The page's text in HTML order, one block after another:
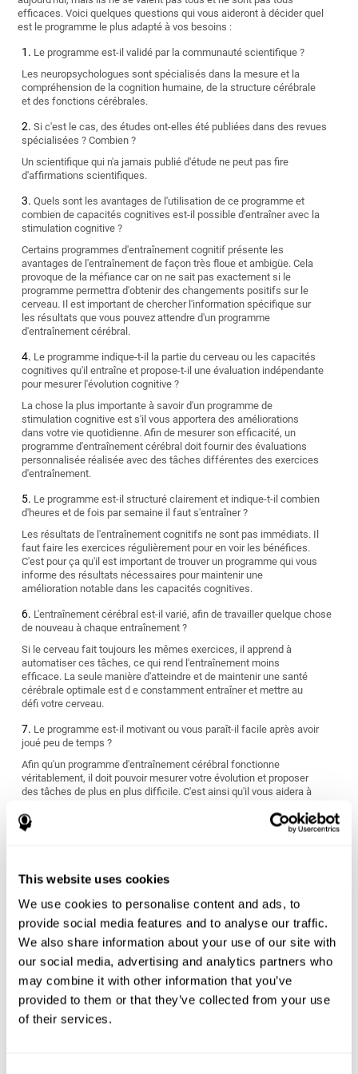
This website uses cookies
We use cookies to personalise content and ads, to
provide social media features and to analyse our traffic.
We also share information about your use of our site with
our social media, advertising and analytics partners who
may combine it with other information that you’ve
provided to them or that they’ve collected from your use
of their services.
efficaces. Voici quelques questions qui vous aideront à décider quel
est le programme le plus adapté à vos besoins :
Le programme est-il validé par la communauté scientifique ?
Les neuropsychologues sont spécialisés dans la mesure et la
compréhension de la cognition humaine, de la structure cérébrale
et des fonctions cérébrales.
Si c'est le cas, des études ont-elles été publiées dans des revues
spécialisées ? Combien ?
Un scientifique qui n'a jamais publié d'étude ne peut pas fire
d'affirmations scientifiques.
Quels sont les avantages de l'utilisation de ce programme et
combien de capacités cognitives est-il possible d'entraîner avec la
stimulation cognitive ?
Certains programmes d'entraînement cognitif présente les
avantages de l'entraînement de façon très floue et ambigüe. Cela
provoque de la méfiance car on ne sait pas exactement si le
programme permettra d'obtenir des changements positifs sur le
cerveau. Il est important de chercher l'information spécifique sur
les résultats que vous pouvez attendre d'un programme
d'entraînement cérébral.
Le programme indique-t-il la partie du cerveau ou les capacités
cognitives qu'il entraîne et propose-t-il une évaluation indépendante
pour mesurer l'évolution cognitive ?
La chose la plus importante à savoir d'un programme de
stimulation cognitive est s'il vous apportera des améliorations
dans votre vie quotidienne. Afin de mesurer son efficacité, un
programme d'entraînement cérébral doit fournir des évaluations
personnalisée réalisée avec des tâches différentes des exercices
d'entraînement.
Le programme est-il structuré clairement et indique-t-il combien
d'heures et de fois par semaine il faut s'entraîner ?
Les résultats de l'entraînement cognitifs ne sont pas immédiats. Il
faut faire les exercices régulièrement pour en voir les bénéfices.
C'est pour ça qu'il est important de trouver un programme qui vous
informe des résultats nécessaires pour maintenir une
amélioration notable dans les capacités cognitives.
L'entraînement cérébral est-il varié, afin de travailler quelque chose
de nouveau à chaque entraînement ?
Si le cerveau fait toujours les mêmes exercices, il apprend à
automatiser ces tâches, ce qui rend l'entraînement moins
efficace. La seule manière d'atteindre et de maintenir une santé
cérébrale optimale est d e constamment entraîner et mettre au
défi votre cerveau.
Le programme est-il motivant ou vous paraît-il facile après avoir
joué peu de temps ?
Afin qu'un programme d'entraînement cérébral fonctionne
véritablement, il doit pouvoir mesurer votre évolution et proposer
des tâches de plus en plus difficile. C'est ainsi qu'il vous aidera à
de stimulation cognitive qui puisse mesurer vos capacités
vos caractéristiques et nécessités personnelles.
Certains programmes d'entraînement cérébral ont des résultats à
court terme qui sont difficiles à maintenir dans le temps et
peuvent être finalement n'être que peu utiles. Vous devez choisir
un programme qui vous évalue dès le début et qui s'ajuste aux
nécessités d'apprentissage individuelles de chaque personne.